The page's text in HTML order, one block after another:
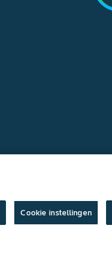
Cookie instellingen